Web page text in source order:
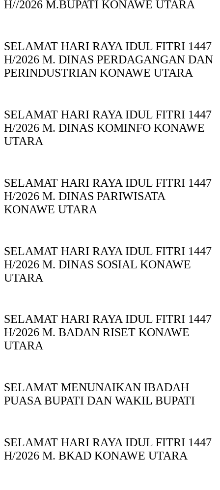
H//2026 M.BUPATI KONAWE UTARA
SELAMAT HARI RAYA IDUL FITRI 1447
H/2026 M. DINAS PERDAGANGAN DAN
PERINDUSTRIAN KONAWE UTARA
SELAMAT HARI RAYA IDUL FITRI 1447
H/2026 M. DINAS KOMINFO KONAWE
UTARA
SELAMAT HARI RAYA IDUL FITRI 1447
H/2026 M. DINAS PARIWISATA
KONAWE UTARA
SELAMAT HARI RAYA IDUL FITRI 1447
H/2026 M. DINAS SOSIAL KONAWE
UTARA
SELAMAT HARI RAYA IDUL FITRI 1447
H/2026 M. BADAN RISET KONAWE
UTARA
SELAMAT MENUNAIKAN IBADAH
PUASA BUPATI DAN WAKIL BUPATI
SELAMAT HARI RAYA IDUL FITRI 1447
H/2026 M. BKAD KONAWE UTARA